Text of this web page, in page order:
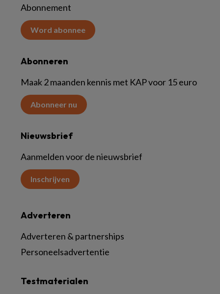
Abonnement
Word abonnee
Abonneren
Maak 2 maanden kennis met KAP voor 15 euro
Abonneer nu
Nieuwsbrief
Aanmelden voor de nieuwsbrief
Inschrijven
Testmaterialen
Adverteren
Adverteren & partnerships
Personeelsadvertentie